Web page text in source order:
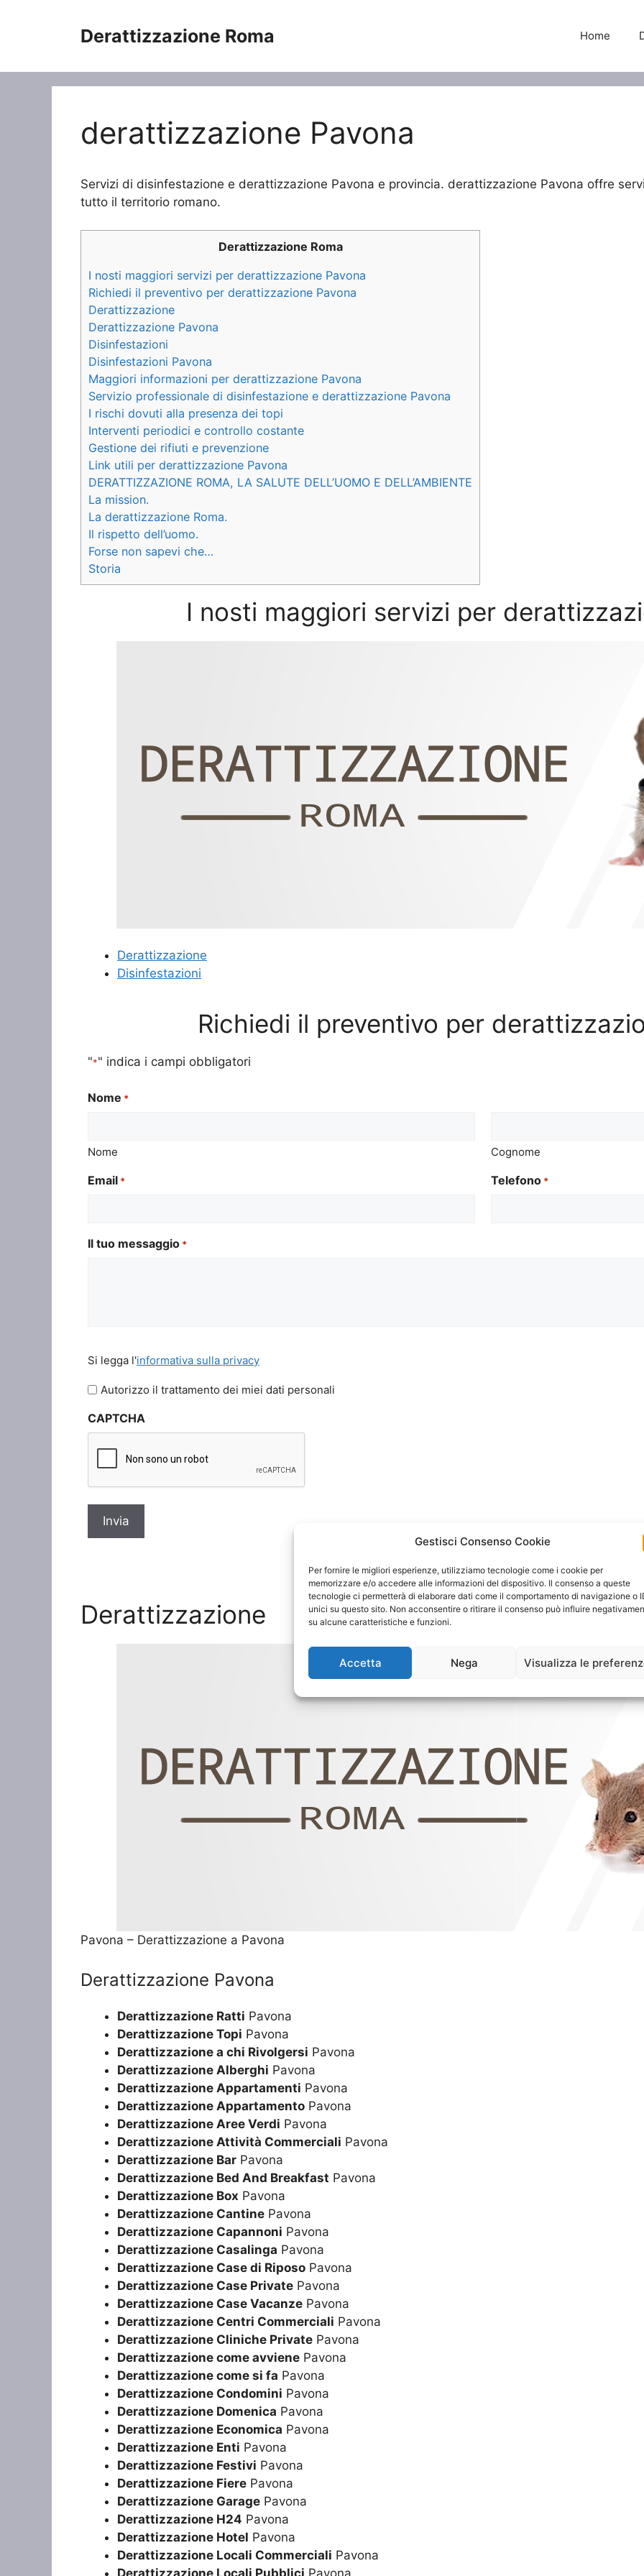
Gestisci Consenso Cookie
Per fornire le migliori esperienze, utilizziamo tecnologie come i cookie per
memorizzare e/o accedere alle informazioni del dispositivo. Il consenso a queste
tecnologie ci permetterà di elaborare dati come il comportamento di navigazione o
unici su questo sito. Non acconsentire o ritirare il consenso può influire
su alcune caratteristiche e funzioni.
Accetta Nega Visualizza le
Derattizzazione Roma Home
derattizzazione Pavona
Servizi di disinfestazione e derattizzazione Pavona e provincia. derattizzazione Pavona offre
tutto il territorio romano.
Derattizzazione Roma
I nosti maggiori servizi per derattizzazione Pavona
Richiedi il preventivo per derattizzazione Pavona
Derattizzazione
Derattizzazione Pavona
Disinfestazioni
Disinfestazioni Pavona
Maggiori informazioni per derattizzazione Pavona
Servizio professionale di disinfestazione e derattizzazione Pavona
I rischi dovuti alla presenza dei topi
Interventi periodici e controllo costante
Gestione dei rifiuti e prevenzione
Link utili per derattizzazione Pavona
DERATTIZZAZIONE ROMA, LA SALUTE DELL’UOMO E DELL’AMBIENTE
La mission.
La derattizzazione Roma.
Il rispetto dell’uomo.
Forse non sapevi che…
Storia
I nosti maggiori servizi per
Derattizzazione
Disinfestazioni
Richiedi il preventivo per
"*" indica i campi obbligatori
Nome *
Nome Cognome
Email * Telefono *
Il tuo messaggio *
legga
l'informativa
privacy
Si legga l'informativa sulla privacy
Autorizzo il trattamento dei miei dati personali
CAPTCHA
Derattizzazione
Pavona – Derattizzazione a Pavona
Derattizzazione Pavona
Derattizzazione Ratti Pavona
Derattizzazione Topi Pavona
Derattizzazione a chi Rivolgersi Pavona
Derattizzazione Alberghi Pavona
Derattizzazione Appartamenti Pavona
Derattizzazione Appartamento Pavona
Derattizzazione Aree Verdi Pavona
Derattizzazione Attività Commerciali Pavona
Derattizzazione Bar Pavona
Derattizzazione Bed And Breakfast Pavona
Derattizzazione Box Pavona
Derattizzazione Cantine Pavona
Derattizzazione Capannoni Pavona
Derattizzazione Casalinga Pavona
Derattizzazione Case di Riposo Pavona
Derattizzazione Case Private Pavona
Derattizzazione Case Vacanze Pavona
Derattizzazione Centri Commerciali Pavona
Derattizzazione Cliniche Private Pavona
Derattizzazione come avviene Pavona
Derattizzazione come si fa Pavona
Derattizzazione Condomini Pavona
Derattizzazione Domenica Pavona
Derattizzazione Economica Pavona
Derattizzazione Enti Pavona
Derattizzazione Festivi Pavona
Derattizzazione Fiere Pavona
Derattizzazione Garage Pavona
Derattizzazione H24 Pavona
Derattizzazione Hotel Pavona
Derattizzazione Locali Commerciali Pavona